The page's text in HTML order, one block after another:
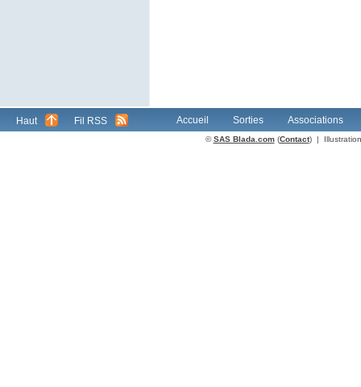
Haut Fil RSS Accueil Sorties Associations
©SAS Blada.com(Contact) |